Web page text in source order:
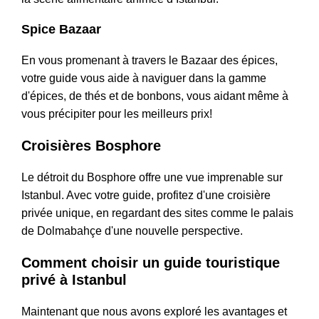
Spice Bazaar
En vous promenant à travers le Bazaar des épices,
votre guide vous aide à naviguer dans la gamme
d'épices, de thés et de bonbons, vous aidant même à
vous précipiter pour les meilleurs prix!
Croisières Bosphore
Le détroit du Bosphore offre une vue imprenable sur
Istanbul. Avec votre guide, profitez d'une croisière
privée unique, en regardant des sites comme le palais
de Dolmabahçe d'une nouvelle perspective.
Comment choisir un guide touristique
privé à Istanbul
Maintenant que nous avons exploré les avantages et